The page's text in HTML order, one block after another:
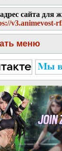
сайта для
v3.animevost-
меню